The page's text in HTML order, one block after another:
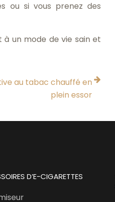
ou si vous prenez des
à un mode de vie sain et
au tabac chauffé en
plein essor
D’E-CIGARETTES